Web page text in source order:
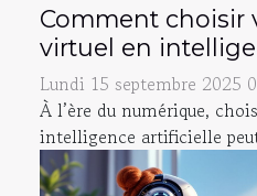
Comment choisir
virtuel en
Lundi 15 septembre 2025
À l’ère du numérique,
intelligence artificielle